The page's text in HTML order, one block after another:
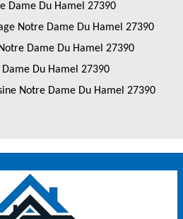
Dame Du Hamel 27390
Notre Dame Du Hamel 27390
Dame Du Hamel 27390
Du Hamel 27390
Notre Dame Du Hamel 27390